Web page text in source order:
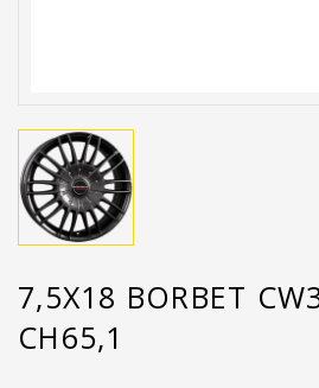
7,5X18 BORBET
CH65,1